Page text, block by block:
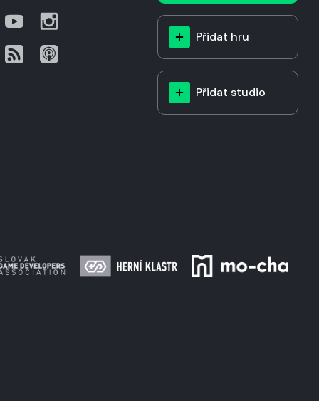
Přidat hru
Přidat studio